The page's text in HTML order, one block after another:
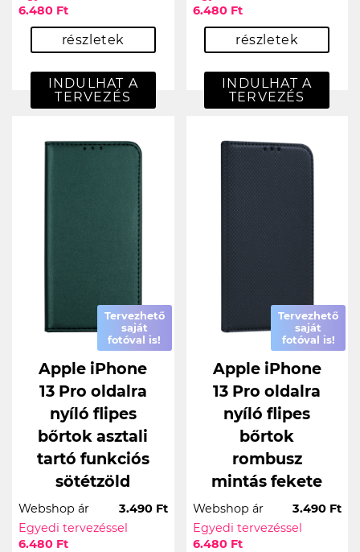
6.480 Ft
részletek
INDULHAT A
TERVEZÉS
6.480 Ft
részletek
INDULHAT A
TERVEZÉS
Tervezhető
saját
fotóval is!
Apple iPhone
13 Pro oldalra
nyíló flipes
bőrtok asztali
tartó funkciós
sötétzöld
Webshop ár
3.490 Ft
Egyedi tervezéssel
6.480 Ft
Tervezhető
saját
fotóval is!
Apple iPhone
13 Pro oldalra
nyíló flipes
bőrtok
rombusz
mintás fekete
Webshop ár
3.490 Ft
Egyedi tervezéssel
6.480 Ft